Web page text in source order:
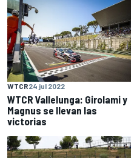
WTCR24 jul 2022
WTCR Vallelunga: Girolami y
Magnus se llevan las
victorias